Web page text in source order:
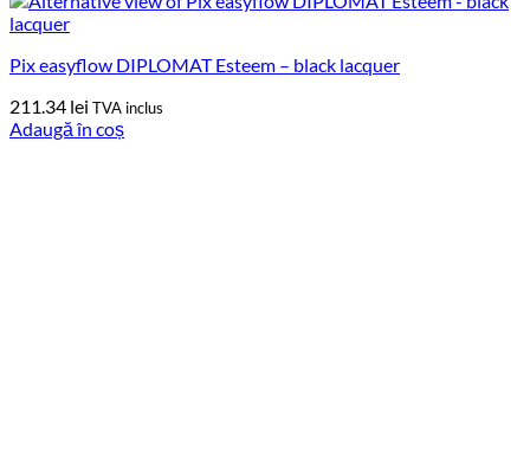
Pix easyflow DIPLOMAT Esteem – black lacquer
211.34 lei TVA inclus
Adaugă în coș